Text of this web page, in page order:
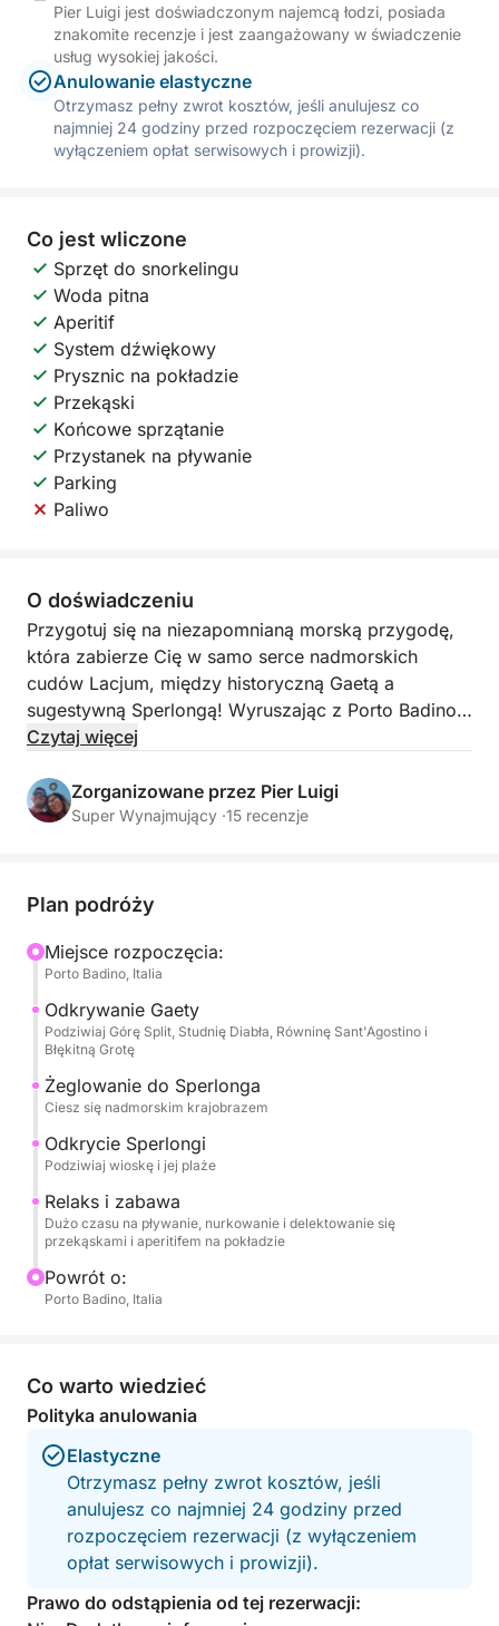
Pier Luigi jest doświadczonym najemcą łodzi, posiada
znakomite recenzje i jest zaangażowany w świadczenie
usług wysokiej jakości.
Anulowanie elastyczne
Otrzymasz pełny zwrot kosztów, jeśli anulujesz co
najmniej 24 godziny przed rozpoczęciem rezerwacji (z
wyłączeniem opłat serwisowych i prowizji).
Co jest wliczone
Sprzęt do snorkelingu
Woda pitna
Aperitif
System dźwiękowy
Prysznic na pokładzie
Przekąski
Końcowe sprzątanie
Przystanek na pływanie
Parking
Paliwo
O doświadczeniu
Przygotuj się na niezapomnianą morską przygodę,
która zabierze Cię w samo serce nadmorskich
cudów Lacjum, między historyczną Gaetą a
sugestywną Sperlongą! Wyruszając z Porto Badino,
wsiądziesz na pokład naszego zwinnego i
na ekskluzywną podróż przez ukryte zatoczki,
jaskinie morskie i zapierające dech w piersiach
Nasza nawigacja zabierze Cię najpierw w kierunku
imponującą Falesię della Montagna Spaccata z jej
legendami i naturalnymi szczelinami, które zanurzają
się w błękicie. Odkryjemy tajemnicze Pozzo del
Diavolo i oczaruje nas piękno Piana di Sant'Agostino
z jej złotymi plażami. Zatrzymamy się, aby
podziwiać sugestywną Grotta Azzurra w Gaecie,
gdzie gra świateł tworzy magiczną atmosferę.
Następnie udamy się do malowniczej Sperlonga,
nadmorskiej wioski położonej w skale, słynącej z
plaż i Willi Tyberiusza. Każdy przystanek będzie
okazją do nurkowania w przejrzystym morzu i
delektowania się spokojem i pięknem tych
wyjątkowych miejsc. Możesz poświęcić się
Na pokładzie każdy szczegół jest zaprojektowany
dla Twojego maksymalnego komfortu i
przyjemności. Będziesz mieć stereo do słuchania
ulubionej muzyki i wygodny prysznic na pokładzie,
aby odświeżyć się po każdym nurkowaniu.
Wycieczka obejmuje również parking dla Twojego
samochodu, końcowe czyszczenie łodzi, pyszną
przekąskę, dużo wody i orzeźwiający aperitif, aby
wznieść toast za piękno krajobrazu. Kompletne
Czytaj więcej
Zorganizowane przez Pier Luigi
Super Wynajmujący ·15 recenzje
Plan podróży
Miejsce rozpoczęcia:
Porto Badino, Italia
Odkrywanie Gaety
Podziwiaj Górę Split, Studnię Diabła, Równinę Sant'Agostino i
Błękitną Grotę
Żeglowanie do Sperlonga
Ciesz się nadmorskim krajobrazem
Odkrycie Sperlongi
Podziwiaj wioskę i jej plaże
Relaks i zabawa
Dużo czasu na pływanie, nurkowanie i delektowanie się
przekąskami i aperitifem na pokładzie
Powrót o:
Porto Badino, Italia
Co warto wiedzieć
Polityka anulowania
Elastyczne
Otrzymasz pełny zwrot kosztów, jeśli
anulujesz co najmniej 24 godziny przed
rozpoczęciem rezerwacji (z wyłączeniem
opłat serwisowych i prowizji).
Prawo do odstąpienia od tej rezerwacji: